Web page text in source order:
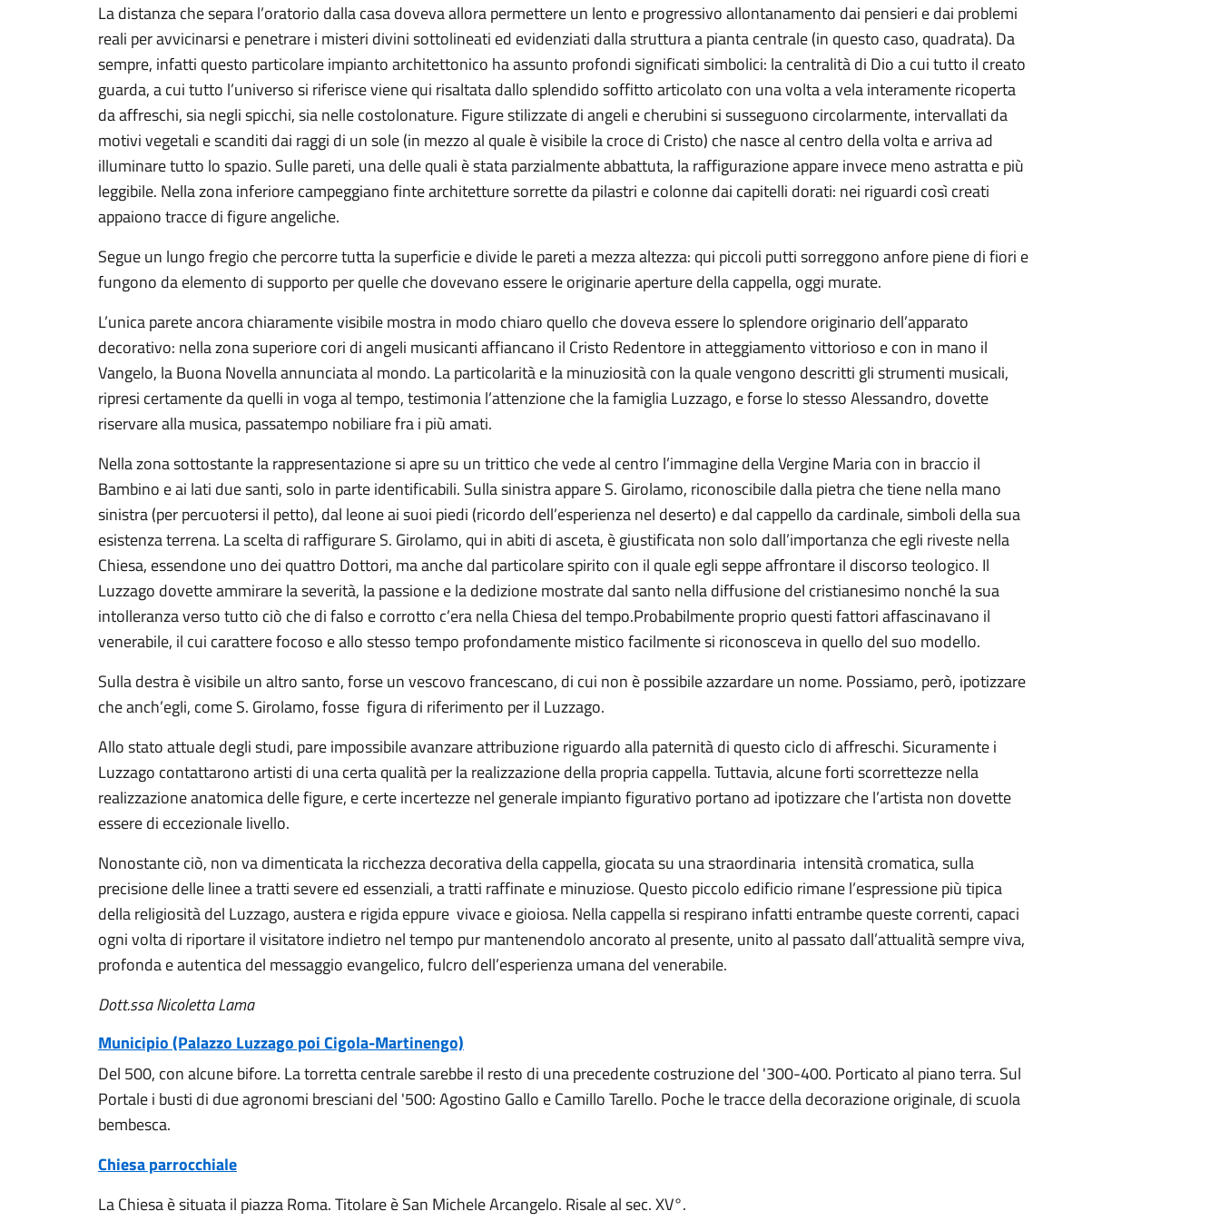
La distanza che separa l’oratorio dalla casa doveva allora permettere un lento e progressivo allontanamento dai pensieri e dai problemi
reali per avvicinarsi e penetrare i misteri divini sottolineati ed evidenziati dalla struttura a pianta centrale (in questo caso, quadrata). Da
sempre, infatti questo particolare impianto architettonico ha assunto profondi significati simbolici: la centralità di Dio a cui tutto il creato
guarda, a cui tutto l’universo si riferisce viene qui risaltata dallo splendido soffitto articolato con una volta a vela interamente ricoperta
da affreschi, sia negli spicchi, sia nelle costolonature. Figure stilizzate di angeli e cherubini si susseguono circolarmente, intervallati da
motivi vegetali e scanditi dai raggi di un sole (in mezzo al quale è visibile la croce di Cristo) che nasce al centro della volta e arriva ad
illuminare tutto lo spazio. Sulle pareti, una delle quali è stata parzialmente abbattuta, la raffigurazione appare invece meno astratta e più
leggibile. Nella zona inferiore campeggiano finte architetture sorrette da pilastri e colonne dai capitelli dorati: nei riguardi così creati
appaiono tracce di figure angeliche.
Segue un lungo fregio che percorre tutta la superficie e divide le pareti a mezza altezza: qui piccoli putti sorreggono anfore piene di fiori e
fungono da elemento di supporto per quelle che dovevano essere le originarie aperture della cappella, oggi murate.
L’unica parete ancora chiaramente visibile mostra in modo chiaro quello che doveva essere lo splendore originario dell’apparato
decorativo: nella zona superiore cori di angeli musicanti affiancano il Cristo Redentore in atteggiamento vittorioso e con in mano il
Vangelo, la Buona Novella annunciata al mondo. La particolarità e la minuziosità con la quale vengono descritti gli strumenti musicali,
ripresi certamente da quelli in voga al tempo, testimonia l’attenzione che la famiglia Luzzago, e forse lo stesso Alessandro, dovette
riservare alla musica, passatempo nobiliare fra i più amati.
Nella zona sottostante la rappresentazione si apre su un trittico che vede al centro l’immagine della Vergine Maria con in braccio il
Bambino e ai lati due santi, solo in parte identificabili. Sulla sinistra appare S. Girolamo, riconoscibile dalla pietra che tiene nella mano
sinistra (per percuotersi il petto), dal leone ai suoi piedi (ricordo dell’esperienza nel deserto) e dal cappello da cardinale, simboli della sua
esistenza terrena. La scelta di raffigurare S. Girolamo, qui in abiti di asceta, è giustificata non solo dall’importanza che egli riveste nella
Chiesa, essendone uno dei quattro Dottori, ma anche dal particolare spirito con il quale egli seppe affrontare il discorso teologico. Il
Luzzago dovette ammirare la severità, la passione e la dedizione mostrate dal santo nella diffusione del cristianesimo nonché la sua
intolleranza verso tutto ciò che di falso e corrotto c’era nella Chiesa del tempo.Probabilmente proprio questi fattori affascinavano il
venerabile, il cui carattere focoso e allo stesso tempo profondamente mistico facilmente si riconosceva in quello del suo modello.
Sulla destra è visibile un altro santo, forse un vescovo francescano, di cui non è possibile azzardare un nome. Possiamo, però, ipotizzare
che anch’egli, come S. Girolamo, fosse figura di riferimento per il Luzzago.
Allo stato attuale degli studi, pare impossibile avanzare attribuzione riguardo alla paternità di questo ciclo di affreschi. Sicuramente i
Luzzago contattarono artisti di una certa qualità per la realizzazione della propria cappella. Tuttavia, alcune forti scorrettezze nella
realizzazione anatomica delle figure, e certe incertezze nel generale impianto figurativo portano ad ipotizzare che l’artista non dovette
essere di eccezionale livello.
Nonostante ciò, non va dimenticata la ricchezza decorativa della cappella, giocata su una straordinaria intensità cromatica, sulla
precisione delle linee a tratti severe ed essenziali, a tratti raffinate e minuziose. Questo piccolo edificio rimane l’espressione più tipica
della religiosità del Luzzago, austera e rigida eppure vivace e gioiosa. Nella cappella si respirano infatti entrambe queste correnti, capaci
ogni volta di riportare il visitatore indietro nel tempo pur mantenendolo ancorato al presente, unito al passato dall’attualità sempre viva,
profonda e autentica del messaggio evangelico, fulcro dell’esperienza umana del venerabile.
Dott.ssa Nicoletta Lama
Municipio (Palazzo Luzzago poi Cigola-Martinengo)
Del 500, con alcune bifore. La torretta centrale sarebbe il resto di una precedente costruzione del '300-400. Porticato al piano terra. Sul
Portale i busti di due agronomi bresciani del '500: Agostino Gallo e Camillo Tarello. Poche le tracce della decorazione originale, di scuola
bembesca.
Chiesa parrocchiale
La Chiesa è situata il piazza Roma. Titolare è San Michele Arcangelo. Risale al sec. XV°.